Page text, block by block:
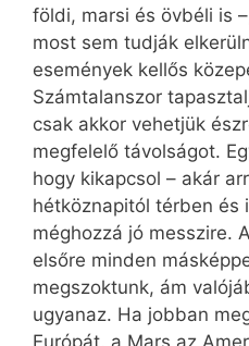
földi, marsi és övbéli is
most sem tudják
események kellős
Számtalanszor
csak akkor vehetjük
megfelelő távolságot.
hogy kikapcsol – akár
hétköznapitól térben és
méghozzá jó messzire.
elsőre minden
megszoktunk, ám
ugyanaz. Ha jobban
Európát, a Mars az